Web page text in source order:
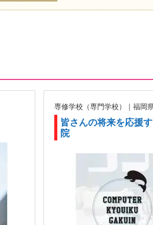
専修学校（専門学校）｜福岡
皆さんの将来を応援
院